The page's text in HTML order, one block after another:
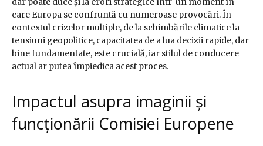
care Europa se confruntă cu numeroase provocări. În
contextul crizelor multiple, de la schimbările climatice la
tensiuni geopolitice, capacitatea de a lua decizii rapide, dar
bine fundamentate, este crucială, iar stilul de conducere
actual ar putea împiedica acest proces.
Impactul asupra imaginii și
funcționării Comisiei Europene